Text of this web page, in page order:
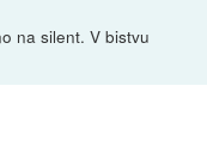
na silent. V bistvu